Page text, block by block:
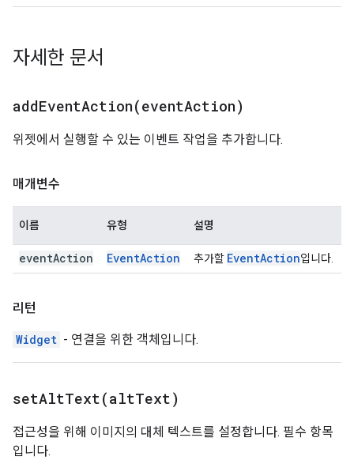
자세한 문서
addEventAction(eventAction)
위젯에서 실행할 수 있는 이벤트 작업을 추가합니다.
매개변수
이름 유형 설명
eventAction EventAction 추가할 EventAction입니다.
리턴
Widget - 연결을 위한 객체입니다.
setAltText(altText)
접근성을 위해 이미지의 대체 텍스트를 설정합니다. 필수 항목
입니다.